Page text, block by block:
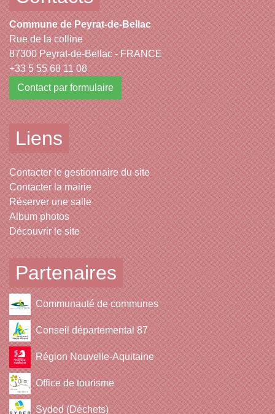
Commune de Peyrat-de-Bellac
Rue de la colline
87300 Peyrat-de-Bellac - FRANCE
+33 5 55 68 11 08
Contact par formulaire
Liens
Contacter le gestionnaire du site
Contacter la mairie
Réserver une salle
Album photos
Découvrir le site
Partenaires
Communauté de communes
Conseil départemental 87
Région Nouvelle-Aquitaine
Office de tourisme
Syded (Déchets)